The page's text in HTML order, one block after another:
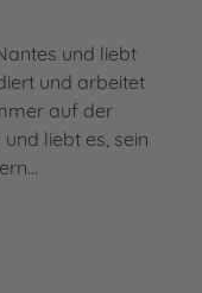
und liebt
und arbeitet
auf der
liebt es, sein